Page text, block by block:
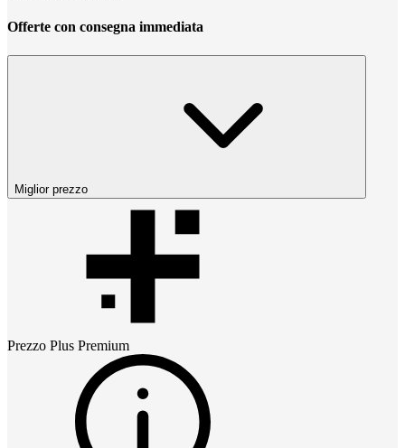
Offerte con consegna immediata
Miglior prezzo
Prezzo Plus Premium